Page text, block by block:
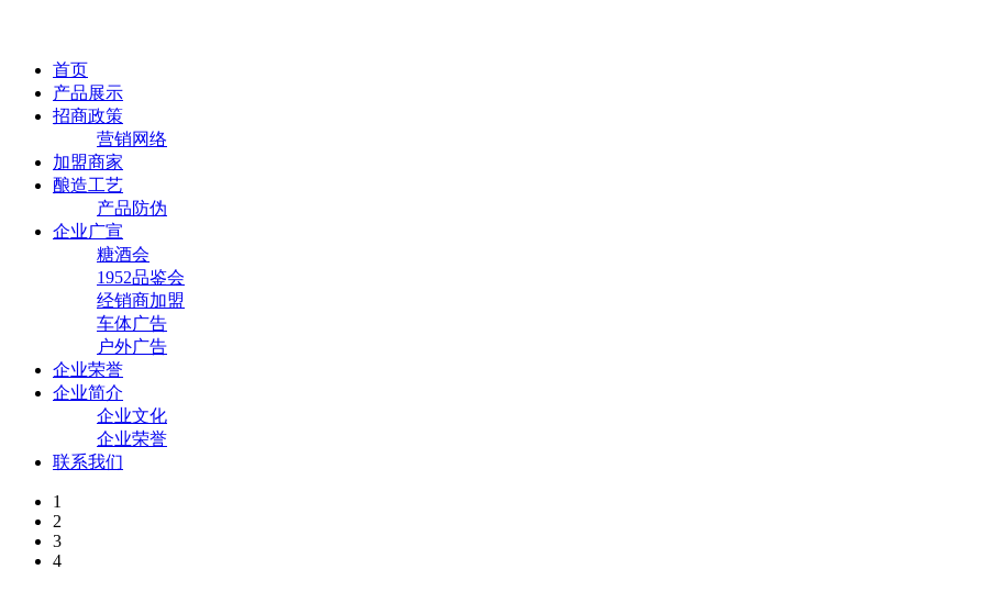
首页
产品展示
招商政策
营销网络
加盟商家
酿造工艺
产品防伪
企业广宣
糖酒会
1952品鉴会
经销商加盟
车体广告
户外广告
企业荣誉
企业简介
企业文化
企业荣誉
联系我们
1
2
3
4